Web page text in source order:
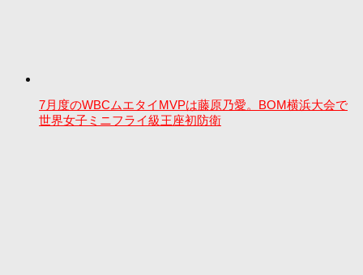
7月度のWBCムエタイMVPは藤原乃愛。BOM横浜大会で
世界女子ミニフライ級王座初防衛